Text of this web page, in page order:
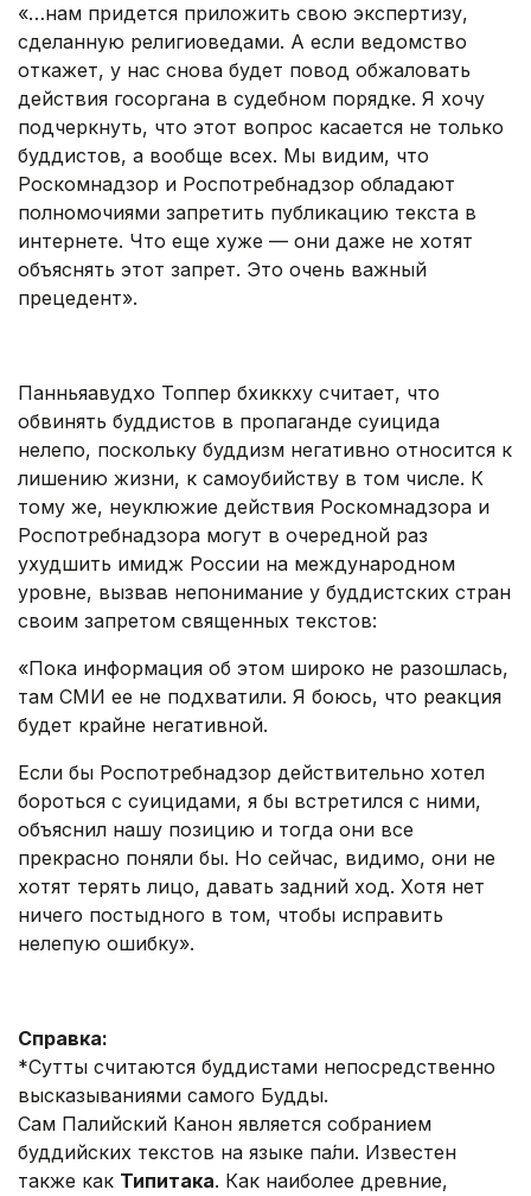
«…нам придется приложить свою экспертизу,
сделанную религиоведами. А если ведомство
откажет, у нас снова будет повод обжаловать
действия госоргана в судебном порядке. Я хочу
подчеркнуть, что этот вопрос касается не только
буддистов, а вообще всех. Мы видим, что
Роскомнадзор и Роспотребнадзор обладают
полномочиями запретить публикацию текста в
интернете. Что еще хуже — они даже не хотят
объяснять этот запрет. Это очень важный
прецедент».
Панньяавудхо Топпер бхиккху считает, что
обвинять буддистов в пропаганде суицида
нелепо, поскольку буддизм негативно относится к
лишению жизни, к самоубийству в том числе. К
тому же, неуклюжие действия Роскомнадзора и
Роспотребнадзора могут в очередной раз
ухудшить имидж России на международном
уровне, вызвав непонимание у буддистских стран
своим запретом священных текстов:
«Пока информация об этом широко не разошлась,
там СМИ ее не подхватили. Я боюсь, что реакция
будет крайне негативной.
Если бы Роспотребнадзор действительно хотел
бороться с суицидами, я бы встретился с ними,
объяснил нашу позицию и тогда они все
прекрасно поняли бы. Но сейчас, видимо, они не
хотят терять лицо, давать задний ход. Хотя нет
ничего постыдного в том, чтобы исправить
нелепую ошибку».
Справка:
*Сутты считаются буддистами непосредственно
высказываниями самого Будды.
Сам Палийский Канон является собранием
буддийских текстов на языке па́ли. Известен
также как Типитака. Как наиболее древние,